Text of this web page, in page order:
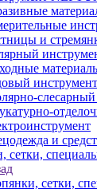
и
и
сетки,
сетки,